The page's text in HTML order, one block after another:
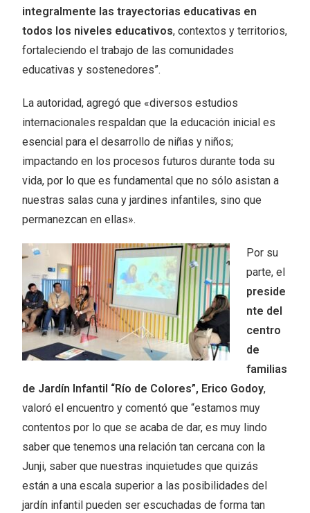
integralmente las trayectorias educativas en
todos los niveles educativos, contextos y territorios,
fortaleciendo el trabajo de las comunidades
educativas y sostenedores”.
La autoridad, agregó que «diversos estudios
internacionales respaldan que la educación inicial es
esencial para el desarrollo de niñas y niños;
impactando en los procesos futuros durante toda su
vida, por lo que es fundamental que no sólo asistan a
nuestras salas cuna y jardines infantiles, sino que
permanezcan en ellas».
Por su
parte, el
preside
nte del
centro
de
familias
de Jardín Infantil “Río de Colores”, Erico Godoy,
valoró el encuentro y comentó que “estamos muy
contentos por lo que se acaba de dar, es muy lindo
saber que tenemos una relación tan cercana con la
Junji, saber que nuestras inquietudes que quizás
están a una escala superior a las posibilidades del
jardín infantil pueden ser escuchadas de forma tan